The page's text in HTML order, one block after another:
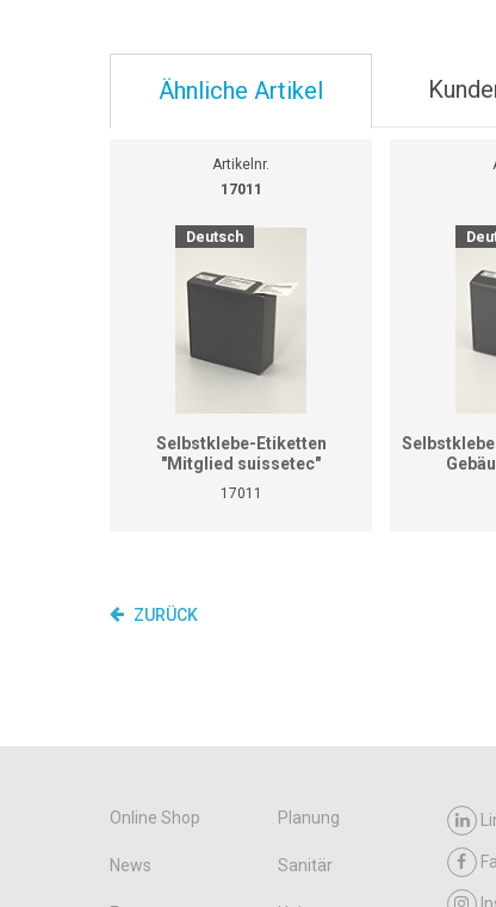
Ähnliche Artikel
Artikelnr.
17011
Deutsch
Selbstklebe-Etiketten
"Mitglied suissetec"
17011
ZURÜCK
Online Shop Planung
News Sanitär